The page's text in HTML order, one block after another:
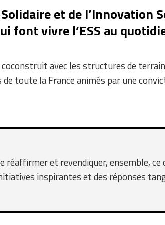
et de l’Innovation
font vivre l’ESS au
coconstruit avec les structures de
toute la France animés par une
et revendiquer, ensemble, ce
inspirantes et des réponses